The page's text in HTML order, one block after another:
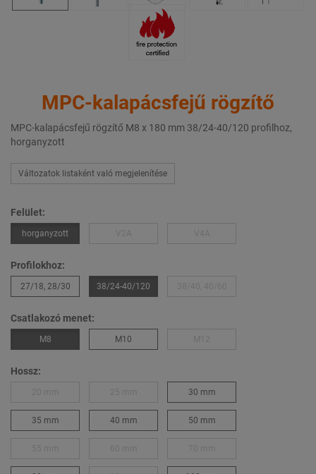
MPC-kalapácsfejű rögzítő
MPC-kalapácsfejű rögzítő M8 x 180 mm 38/24-40/120 profilhoz,
horganyzott
Változatok listaként való megjelenítése
Felület:
horganyzott
Profilokhoz:
27/18, 28/30 38/24-40/120
Csatlakozó menet:
M8 M10
Hossz:
30 mm
35 mm 40 mm 50 mm